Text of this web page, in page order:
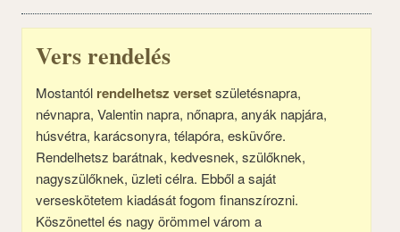
Vers rendelés
Mostantól rendelhetsz versetszületésnapra,
névnapra, Valentin napra, nőnapra, anyák napjára,
húsvétra, karácsonyra, télapóra, esküvőre.
Rendelhetsz barátnak, kedvesnek, szülőknek,
nagyszülőknek, üzleti célra. Ebből a saját
verseskötetem kiadását fogom finanszírozni.
Köszönettel és nagy örömmel várom a